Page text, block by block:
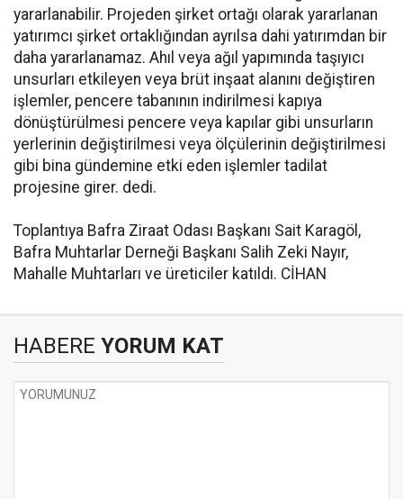
yararlanabilir. Projeden şirket ortağı olarak yararlanan
yatırımcı şirket ortaklığından ayrılsa dahi yatırımdan bir
daha yararlanamaz. Ahıl veya ağıl yapımında taşıyıcı
unsurları etkileyen veya brüt inşaat alanını değiştiren
işlemler, pencere tabanının indirilmesi kapıya
dönüştürülmesi pencere veya kapılar gibi unsurların
yerlerinin değiştirilmesi veya ölçülerinin değiştirilmesi
gibi bina gündemine etki eden işlemler tadilat
projesine girer. dedi.
Toplantıya Bafra Ziraat Odası Başkanı Sait Karagöl,
Bafra Muhtarlar Derneği Başkanı Salih Zeki Nayır,
Mahalle Muhtarları ve üreticiler katıldı. CİHAN
HABERE YORUM KAT